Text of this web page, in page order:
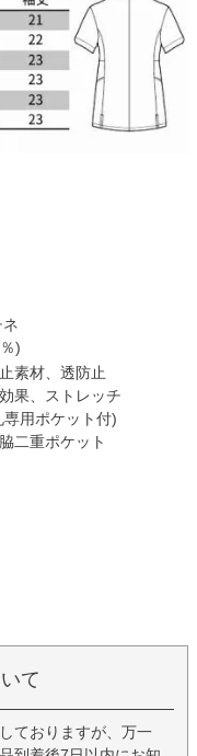
)
素材、透防止
果、ストレッチ
用ポケット付)
二重ポケット
て
ておりますが、万一